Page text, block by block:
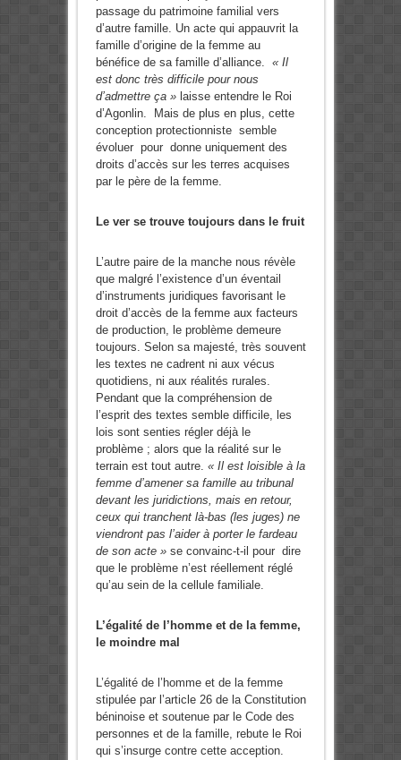
passage du patrimoine familial vers
d’autre famille. Un acte qui appauvrit la
famille d’origine de la femme au
bénéfice de sa famille d’alliance. « Il
est donc très difficile pour nous
d’admettre ça » laisse entendre le Roi
d’Agonlin. Mais de plus en plus, cette
conception protectionniste semble
évoluer pour donne uniquement des
droits d’accès sur les terres acquises
par le père de la femme.
Le ver se trouve toujours dans le fruit
L’autre paire de la manche nous révèle
que malgré l’existence d’un éventail
d’instruments juridiques favorisant le
droit d’accès de la femme aux facteurs
de production, le problème demeure
toujours. Selon sa majesté, très souvent
les textes ne cadrent ni aux vécus
quotidiens, ni aux réalités rurales.
Pendant que la compréhension de
l’esprit des textes semble difficile, les
lois sont senties régler déjà le
problème ; alors que la réalité sur le
terrain est tout autre. « Il est loisible à la
femme d’amener sa famille au tribunal
devant les juridictions, mais en retour,
ceux qui tranchent là-bas (les juges) ne
viendront pas l’aider à porter le fardeau
de son acte »se convainc-t-il pour dire
que le problème n’est réellement réglé
qu’au sein de la cellule familiale.
L’égalité de l’homme et de la femme,
le moindre mal
L’égalité de l’homme et de la femme
stipulée par l’article 26 de la Constitution
béninoise et soutenue par le Code des
personnes et de la famille, rebute le Roi
qui s’insurge contre cette acception.